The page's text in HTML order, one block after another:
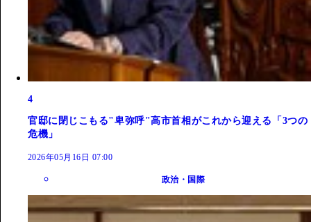
4
官邸に閉じこもる"卑弥呼"高市首相がこれから迎える「3つの
危機」
2026年05月16日 07:00
政治・国際